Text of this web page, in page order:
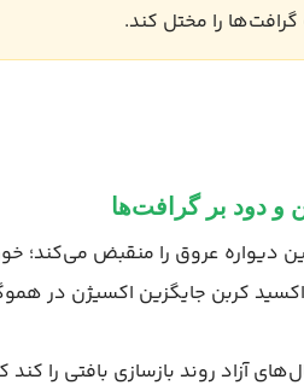
را مختل کند.
و دود بر گرافت‌ها
دیواره عروق را منقبض
کربن جایگزین اکسیژن در
آزاد روند بازسازی بافتی را کند